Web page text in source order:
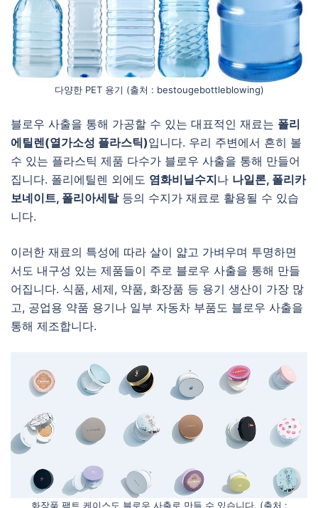
다양한 PET 용기 (출처 : bestougebottleblowing)
블로우 사출을 통해 가공할 수 있는 대표적인 재료는 폴리
에틸렌(열가소성 플라스틱)입니다. 우리 주변에서 흔히 볼
수 있는 플라스틱 제품 다수가 블로우 사출을 통해 만들어
집니다. 폴리에틸렌 외에도 염화비닐수지나 나일론, 폴리카
보네이트, 폴리아세탈등의 수지가 재료로 활용될 수 있습
니다.
이러한 재료의 특성에 따라 살이 얇고 가벼우며 투명하면
서도 내구성 있는 제품들이 주로 블로우 사출을 통해 만들
어집니다. 식품, 세제, 약품, 화장품 등 용기 생산이 가장 많
고, 공업용 약품 용기나 일부 자동차 부품도 블로우 사출을
통해 제조합니다.
화장품 팩트 케이스도 블로우 사출로 만들 수 있습니다. (출처 :